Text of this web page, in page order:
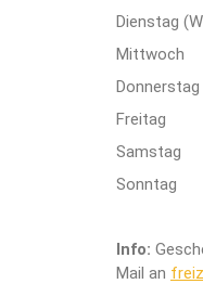
Dienstag
Mittwoch
Freitag
Samstag
Sonntag
Info:
Mail an